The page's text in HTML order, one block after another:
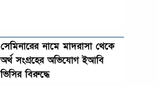
সেমিনারের নামে মাদরাসা থেকে
অর্থ সংগ্রহের অভিযোগ ইআবি
ভিসির বিরুদ্ধে